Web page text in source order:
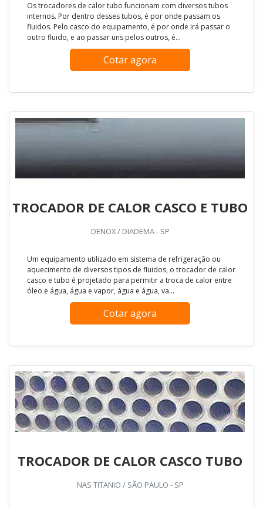
Os trocadores de calor tubo funcionam com diversos tubos
internos. Por dentro desses tubos, é por onde passam os
fluidos. Pelo casco do equipamento, é por onde irá passar o
outro fluido, e ao passar uns pelos outros, é...
Cotar agora
TROCADOR DE CALOR CASCO E TUBO
DENOX / DIADEMA - SP
Um equipamento utilizado em sistema de refrigeração ou
aquecimento de diversos tipos de fluidos, o trocador de calor
casco e tubo é projetado para permitir a troca de calor entre
óleo e água, água e vapor, água e água, va...
Cotar agora
TROCADOR DE CALOR CASCO TUBO
NAS TITANIO / SÃO PAULO - SP